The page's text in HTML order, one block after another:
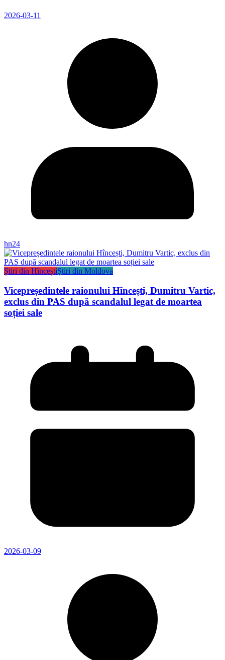
2026-03-11
hn24
Știri din HînceștiȘtiri din Moldova
Vicepreședintele raionului Hîncești, Dumitru Vartic,
exclus din PAS după scandalul legat de moartea
soției sale
2026-03-09